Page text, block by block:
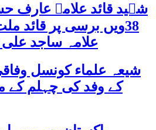
شہید قائد علامہ عارف
38ویں برسی پر قائد
علامہ ساجد علی
شیعہ علماء کونسل
کے وفد کی چہلم